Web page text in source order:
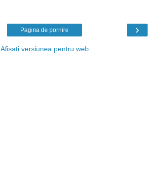
›
Pagina de pornire
Afișați versiunea pentru web